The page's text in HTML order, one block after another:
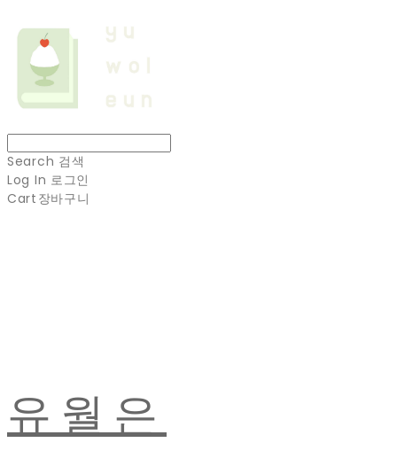
Search 검색
Log In 로그인
Cart 장바구니
유월은